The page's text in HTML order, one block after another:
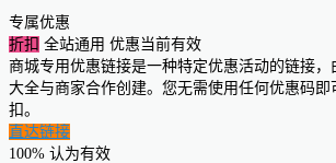
专属优惠
折扣
全站通用 优惠当前有效
商城专用优惠链接是一种特定优惠活动的链接，
大全与商家合作创建。您无需使用任何优惠码
扣。
直达链接
100% 认为有效